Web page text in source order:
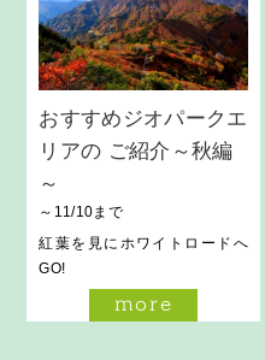
おすすめジオパークエ
リアの ご紹介～秋編
～
～11/10まで
紅葉を見にホワイトロードへ
GO!
more